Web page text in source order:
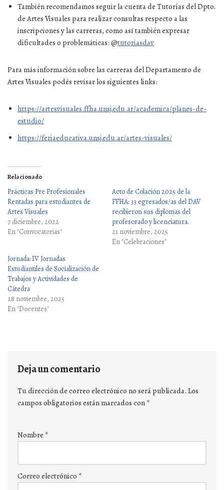
También recomendamos seguir la cuenta de Tutorías del Dpto.
de Artes Visuales para realizar consultas respecto a las
inscripciones y las carreras, como así también expresar
dificultades o problemáticas: @tutoriasdav
Para más información sobre las carreras del Departamento de
Artes Visuales podés revisar los siguientes links:
https://artesvisuales.ffha.unsj.edu.ar/academica/planes-de-
estudio/
https://feriaeducativa.unsj.edu.ar/artes-visuales/
Relacionado
Prácticas Pre Profesionales
Rentadas para estudiantes de
Artes Visuales
7 diciembre, 2022
En "Convocatorias"
Acto de Colación 2025 de la
FFHA: 33 egresados/as del DAV
recibieron sus diplomas del
profesorado y licenciatura.
21 noviembre, 2025
En "Celebraciones"
Jornada: IV Jornadas
Estudiantiles de Socialización de
Trabajos y Actividades de
Cátedra
28 noviembre, 2025
En "Docentes"
Deja un comentario
Tu dirección de correo electrónico no será publicada. Los
campos obligatorios están marcados con *
Nombre *
Correo electrónico *